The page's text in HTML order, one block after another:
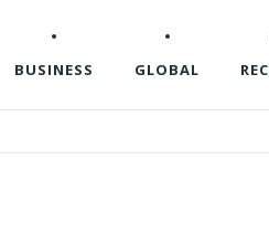
BUSINESS GLOBAL